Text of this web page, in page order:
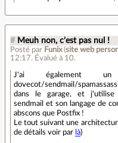
# Meuh non, c'est pas nul !
Posté par Funix(site web
12:17. Évalué à 10.
J'ai également
dovecot/sendmail/
dans le garage, et j'utilise
sendmail et son langage de
abscons que Postfix !
Le tout suivant une
de détails voir par là)